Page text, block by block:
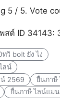
5/ 5. Vote
สต์ ID 34143:
วิ bolt ยัง ไง
ลน์
2569
ยื่นภาษี
ยื่นภาษี ไลน์แม